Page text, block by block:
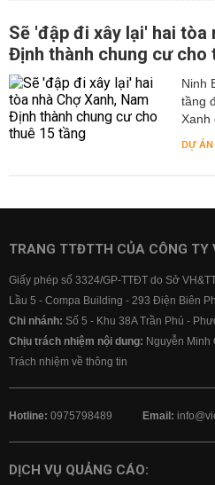
Sẽ 'đập đi xây lại' hai tòa
Định thành chung cư cho
Ninh
tầng
Xanh
DỰ ÁN
TRANG TTĐTTH CỦA CÔNG TY
Giấy phép số 3324/GP-TTĐT do Sở
Lầu 5 - Compa Building - 293 Điện Biên
Chi nhánh: Số 5 - Khu 38A Trần Phú -
Chịu trách nhiệm nội dung: Nguyễn Minh
Trách nhiệm về thông tin
Hotline: 0975798489 Email:
DỊCH VỤ QUẢNG CÁO: